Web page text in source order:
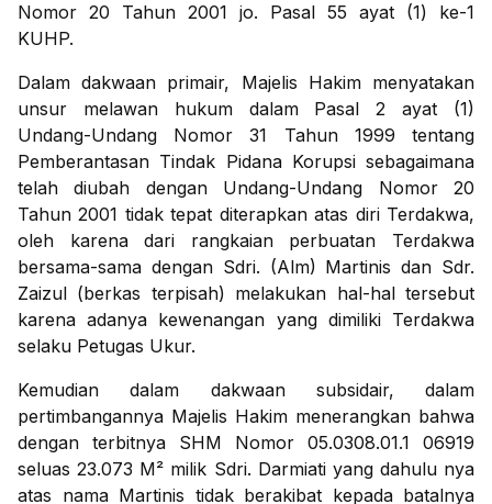
Nomor 20 Tahun 2001 jo. Pasal 55 ayat (1) ke-1
KUHP.
Dalam dakwaan primair, Majelis Hakim menyatakan
unsur melawan hukum dalam Pasal 2 ayat (1)
Undang-Undang Nomor 31 Tahun 1999 tentang
Pemberantasan Tindak Pidana Korupsi sebagaimana
telah diubah dengan Undang-Undang Nomor 20
Tahun 2001 tidak tepat diterapkan atas diri Terdakwa,
oleh karena dari rangkaian perbuatan Terdakwa
bersama-sama dengan Sdri. (Alm) Martinis dan Sdr.
Zaizul (berkas terpisah) melakukan hal-hal tersebut
karena adanya kewenangan yang dimiliki Terdakwa
selaku Petugas Ukur.
Kemudian dalam dakwaan subsidair, dalam
pertimbangannya Majelis Hakim menerangkan bahwa
dengan terbitnya SHM Nomor 05.0308.01.1 06919
seluas 23.073 M² milik Sdri. Darmiati yang dahulu nya
atas nama Martinis tidak berakibat kepada batalnya